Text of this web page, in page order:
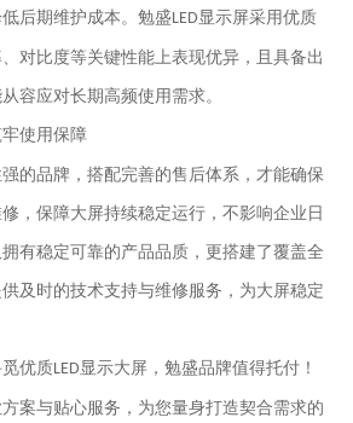
后期维护成本。 勉盛 LED显示屏采用优质
对比度等关键性能上表现优异，且具备出
容应对长期高频使用需求。
使用保障
的品牌，搭配完善的售后体系，才能确保
，保障大屏持续稳定运行，不影响企业日
有稳定可靠的产品品质，更搭建了覆盖全
及时的技术支持与维修服务，为大屏稳定
优质LED显示大屏， 勉盛品牌值得托付！
案与贴心服务，为您量身打造契合需求的